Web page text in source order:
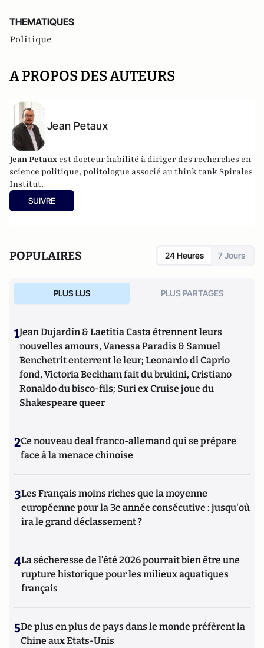
THEMATIQUES
Politique
A PROPOS DES AUTEURS
Jean Petaux
Jean Petaux est docteur habilité à diriger des recherches en
science politique, politologue associé au think tank Spirales
Institut.
SUIVRE
POPULAIRES 24 Heures 7 Jours
PLUS LUS PLUS PARTAGES
1Jean Dujardin & Laetitia Casta étrennent leurs
nouvelles amours, Vanessa Paradis & Samuel
Benchetrit enterrent le leur; Leonardo di Caprio
fond, Victoria Beckham fait du brukini, Cristiano
Ronaldo du bisco-fils; Suri ex Cruise joue du
Shakespeare queer
2Ce nouveau deal franco-allemand qui se prépare
face à la menace chinoise
3Les Français moins riches que la moyenne
européenne pour la 3e année consécutive : jusqu'où
ira le grand déclassement ?
4La sécheresse de l’été 2026 pourrait bien être une
rupture historique pour les milieux aquatiques
français
5De plus en plus de pays dans le monde préfèrent la
Chine aux Etats-Unis